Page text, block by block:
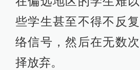
些学生甚至不得不反
络信号，然后在无数
择放弃。